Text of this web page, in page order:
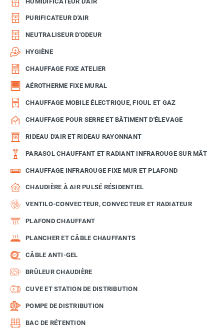
PURIFICATEUR D'AIR
NEUTRALISEUR D'ODEUR
HYGIÈNE
CHAUFFAGE FIXE ATELIER
AÉROTHERME FIXE MURAL
CHAUFFAGE MOBILE ÉLECTRIQUE, FIOUL ET GAZ
CHAUFFAGE POUR SERRE ET BÂTIMENT D'ÉLEVAGE
RIDEAU D'AIR ET RIDEAU RAYONNANT
PARASOL CHAUFFANT ET RADIANT INFRAROUGE SUR MÂT
CHAUFFAGE INFRAROUGE FIXE MUR ET PLAFOND
CHAUDIÈRE À AIR PULSÉ RÉSIDENTIEL
VENTILO-CONVECTEUR, CONVECTEUR ET RADIATEUR
PLAFOND CHAUFFANT
PLANCHER ET CÂBLE CHAUFFANTS
CÂBLE ANTI-GEL
BRÛLEUR CHAUDIÈRE
CUVE ET STATION DE DISTRIBUTION
POMPE DE DISTRIBUTION
BAC DE RÉTENTION